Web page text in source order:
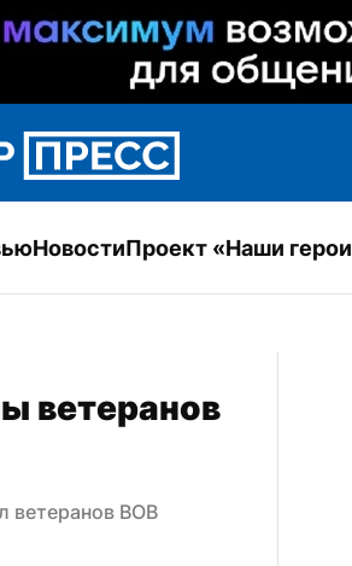
НовостиПроект «Наши
ветеранов
ветеранов ВОВ